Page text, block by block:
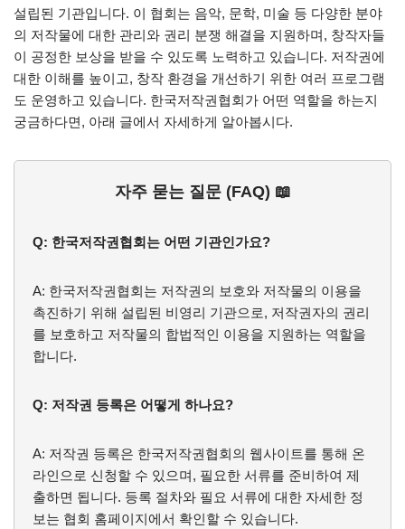
설립된 기관입니다. 이 협회는 음악, 문학, 미술 등 다양한 분야
의 저작물에 대한 관리와 권리 분쟁 해결을 지원하며, 창작자들
이 공정한 보상을 받을 수 있도록 노력하고 있습니다. 저작권에
대한 이해를 높이고, 창작 환경을 개선하기 위한 여러 프로그램
도 운영하고 있습니다. 한국저작권협회가 어떤 역할을 하는지
궁금하다면, 아래 글에서 자세하게 알아봅시다.
자주 묻는 질문 (FAQ) 📖
Q: 한국저작권협회는 어떤 기관인가요?
A: 한국저작권협회는 저작권의 보호와 저작물의 이용을
촉진하기 위해 설립된 비영리 기관으로, 저작권자의 권리
를 보호하고 저작물의 합법적인 이용을 지원하는 역할을
합니다.
Q: 저작권 등록은 어떻게 하나요?
A: 저작권 등록은 한국저작권협회의 웹사이트를 통해 온
라인으로 신청할 수 있으며, 필요한 서류를 준비하여 제
출하면 됩니다. 등록 절차와 필요 서류에 대한 자세한 정
보는 협회 홈페이지에서 확인할 수 있습니다.